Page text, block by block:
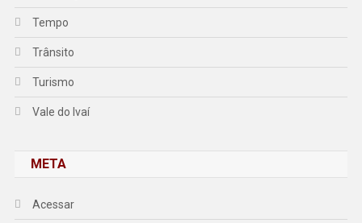
Tempo
Trânsito
Turismo
Vale do Ivaí
META
Acessar